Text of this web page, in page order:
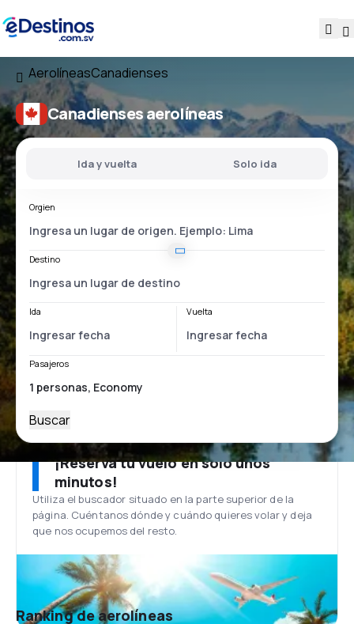
AerolíneasCanadienses
Canadienses aerolíneas
Ida y vuelta Solo ida
Orgien
Destino
Ida Vuelta
Pasajeros
Buscar
¡Reserva tu vuelo en solo unos
minutos!
Utiliza el buscador situado en la parte superior de la
página. Cuéntanos dónde y cuándo quieres volar y deja
que nos ocupemos del resto.
Ranking de aerolíneas